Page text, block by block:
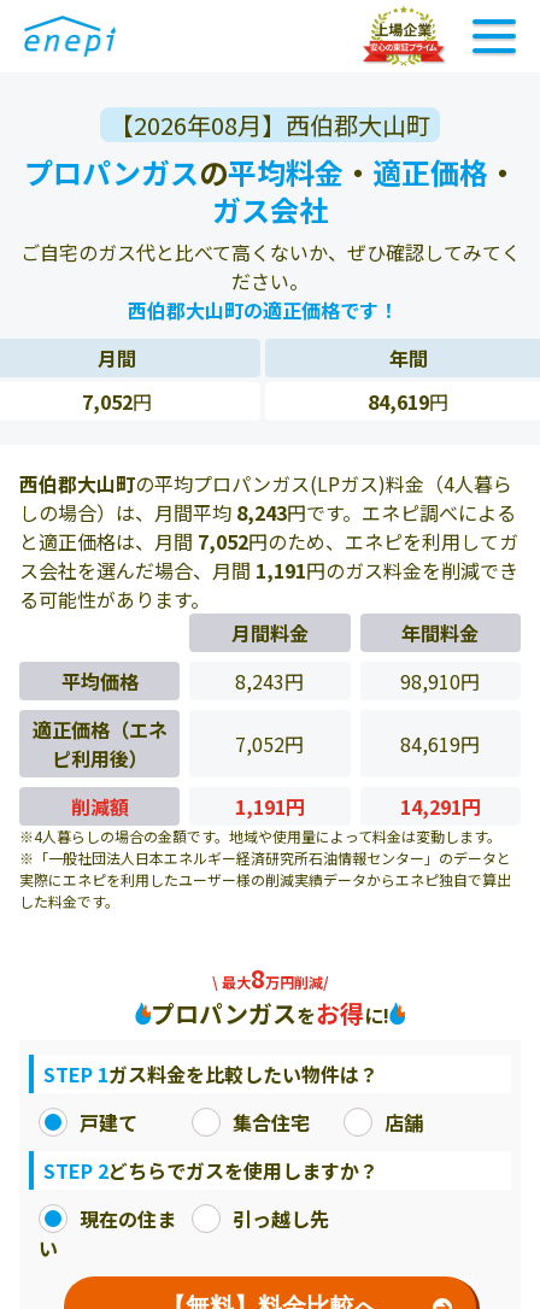
【2026年08月】西伯郡大山町
プロパンガスの平均料金 ・ 適正価格 ・
ガス会社
ご自宅のガス代と比べて高くないか、ぜひ確認してみてく
ださい。
西伯郡大山町の適正価格です！
月間
年間
7,052円 84,619円
西伯郡大山町の平均プロパンガス(LPガス)料金（4人暮ら
しの場合）は、月間平均 8,243円です。エネピ調べによる
と適正価格は、月間 7,052円のため、エネピを利用してガ
ス会社を選んだ場合、月間 1,191円のガス料金を削減でき
る可能性があります。
月間料金
年間料金
平均価格
8,243円
98,910円
適正価格（エネ
ピ利用後）
7,052円 84,619円
削減額 1,191円 14,291円
※4人暮らしの場合の金額です。地域や使用量によって料金は変動します。
※「一般社団法人日本エネルギー経済研究所石油情報センター」のデータと
実際にエネピを利用したユーザー様の削減実績データからエネピ独自で算出
した料金です。
\ 最大8万円削減/
プロパンガスをお得に!
STEP 1ガス料金を比較したい物件は？
戸建て
集合住宅
店舗
STEP 2どちらでガスを使用しますか？
現在の住ま
い
引っ越し先